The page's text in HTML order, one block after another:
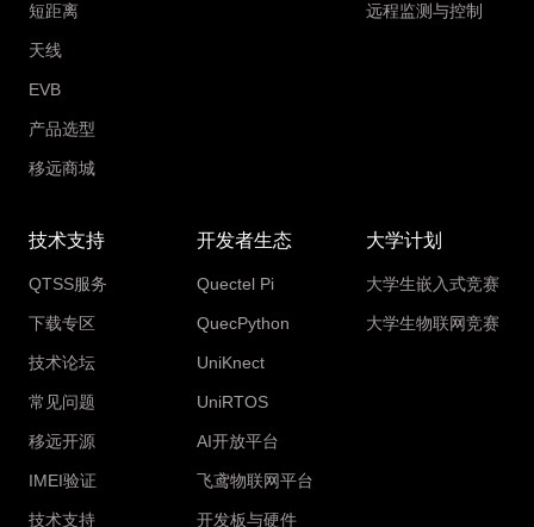
短距离
天线
EVB
产品选型
移远商城
远程监测与控制
技术支持
QTSS服务
下载专区
技术论坛
常见问题
移远开源
IMEI验证
技术支持
开发者生态
Quectel Pi
QuecPython
UniKnect
UniRTOS
AI开放平台
飞鸢物联网平台
开发板与硬件
大学计划
大学生嵌入式竞赛
大学生物联网竞赛